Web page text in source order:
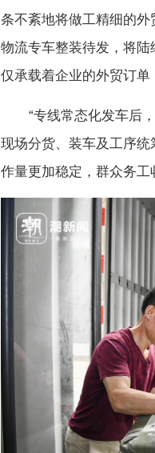
条不紊地将做工精细的
物流专车整装待发，将
仅承载着企业的外贸订单
“专线常态化发车后，
现场分货、装车及工序
作量更加稳定，群众务工